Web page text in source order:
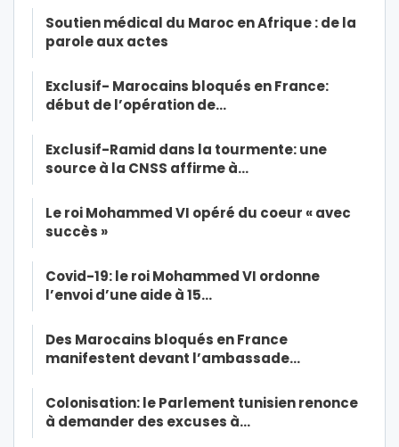
Soutien médical du Maroc en Afrique : de la
parole aux actes
Exclusif- Marocains bloqués en France:
début de l’opération de…
Exclusif-Ramid dans la tourmente: une
source à la CNSS affirme à…
Le roi Mohammed VI opéré du coeur « avec
succès »
Covid-19: le roi Mohammed VI ordonne
l’envoi d’une aide à 15…
Des Marocains bloqués en France
manifestent devant l’ambassade…
Colonisation: le Parlement tunisien renonce
à demander des excuses à…